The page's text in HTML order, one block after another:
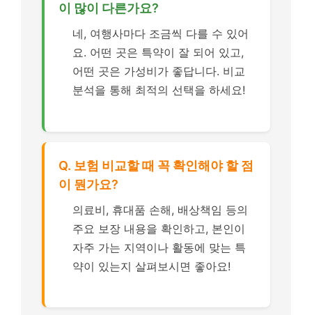
이 많이 다른가요?
네, 여행사마다 조금씩 다를 수 있어
요. 어떤 곳은 특약이 잘 되어 있고,
어떤 곳은 가성비가 좋답니다. 비교
분석을 통해 최적의 선택을 하세요!
Q. 보험 비교할 때 꼭 확인해야 할 점
이 뭔가요?
의료비, 휴대품 손해, 배상책임 등의
주요 보장 내용을 확인하고, 본인이
자주 가는 지역이나 활동에 맞는 특
약이 있는지 살펴보시면 좋아요!